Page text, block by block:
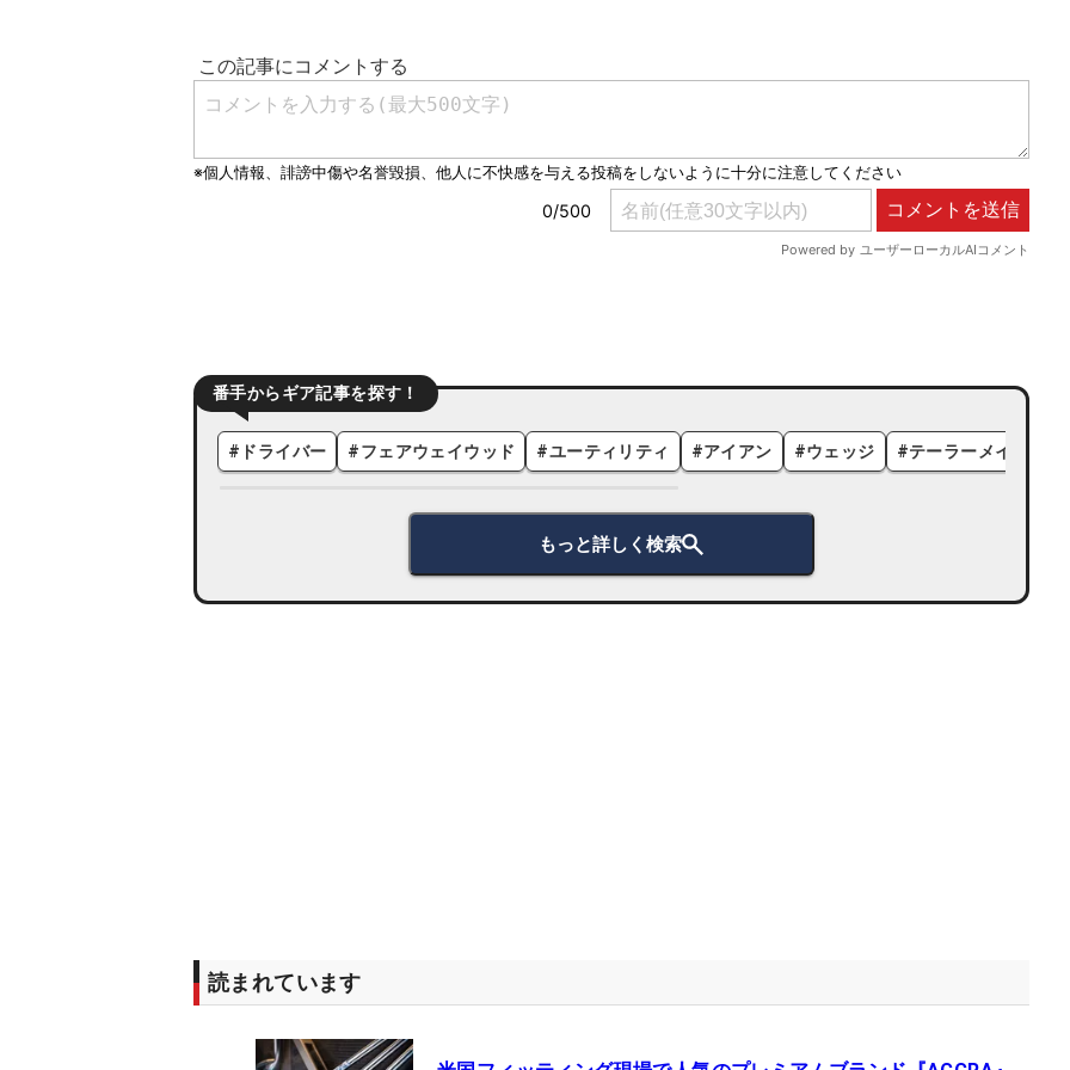
番手からギア記事を探す！
# ドライバー #フェアウェイウッド #ユーティリティ #アイアン #ウェッジ #テーラーメイド
もっと詳しく検索
読まれています